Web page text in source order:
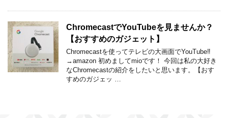
ChromecastでYouTubeを見ませんか？
【おすすめのガジェット】
Chromecastを使ってテレビの大画面でYouTube‼
→amazon 初めましてmioです！ 今回は私の大好き
なChromecastの紹介をしたいと思います。【おす
すめのガジェッ …